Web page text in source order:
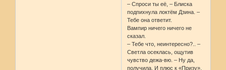
– Спроси ты её, – Блиска
подпихнула локтём Дзина. –
Тебе она ответит.
Вампир ничего ничего не
сказал.
– Тебе что, неинтересно?.. –
Светла осеклась, ощутив
чувство дежа-вю. – Ну да,
получила. И плюс к «Призу»,